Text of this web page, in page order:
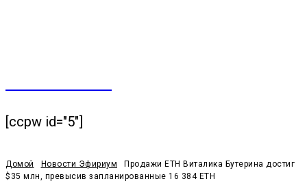
[ccpw id="5"]
Домой Новости Эфириум
Продажи ETH Виталика Бутерина достиг
$35 млн, превысив запланированные 16 384 ETH